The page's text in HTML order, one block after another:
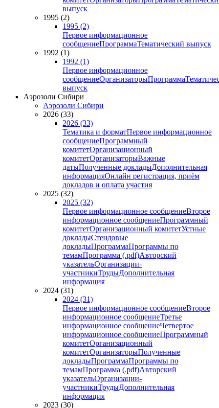
выпуск
1995 (2)
1995 (2)
Первое информационное
сообщениеПрограммаТематический выпуск
1992 (1)
1992 (1)
Первое информационное
сообщениеОрганизаторыПрограмма
выпуск
Аэрозоли Сибири
Аэрозоли Сибири
2026 (33)
2026 (33)
Тематика и форматПервое информационное
сообщениеПрограммный
комитетОрганизационный
комитетОрганизаторыВажные
датыПолученные докладыДополнительная
информацияОнлайн регистрация, приём
докладов и оплата участия
2025 (32)
2025 (32)
Первое информационное сообщениеВторое
информационное сообщениеПрограммный
комитетОрганизационный комитетУстные
докладыСтендовые
докладыПрограммаПрограммы по
темамПрограмма (.pdf)Авторский
указательОрганизации-
участникиТрудыДополнительная
информация
2024 (31)
2024 (31)
Первое информационное сообщениеВторое
информационное сообщениеТретье
информационное сообщениеЧетвертое
информационное сообщениеПрограммный
комитетОрганизационный
комитетОрганизаторыПолученные
докладыПрограммаПрограммы по
темамПрограмма (.pdf)Авторский
указательОрганизации-
участникиТрудыДополнительная
информация
2023 (30)